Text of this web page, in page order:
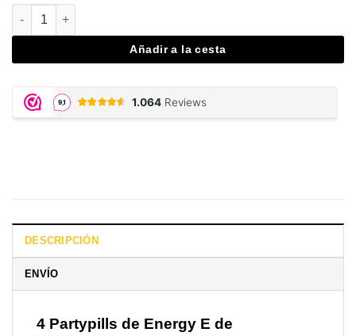
Energy E Happy Caps cantidad
Añadir a la cesta
DESCRIPCIÓN
ENVÍO
4 Partypills de Energy E de